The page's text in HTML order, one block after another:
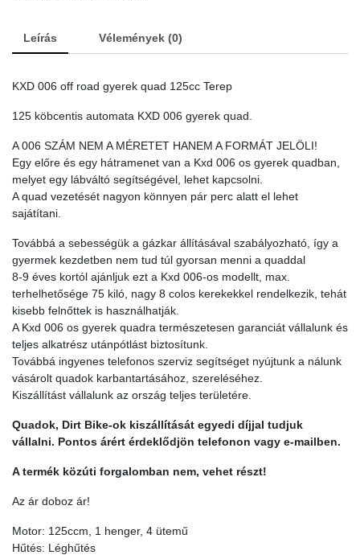
Terep
quantity
Leírás Vélemények (0)
KXD 006 off road gyerek quad 125cc Terep
125 köbcentis automata KXD 006 gyerek quad.
A 006 SZÁM NEM A MÉRETET HANEM A FORMÁT JELÖLI!
Egy előre és egy hátramenet van a Kxd 006 os gyerek quadban,
melyet egy lábváltó segítségével, lehet kapcsolni.
A quad vezetését nagyon könnyen pár perc alatt el lehet
sajátítani.
Továbbá a sebességük a gázkar állításával szabályozható, így a
gyermek kezdetben nem tud túl gyorsan menni a quaddal
8-9 éves kortól ajánljuk ezt a Kxd 006-os modellt, max.
terhelhetősége 75 kiló, nagy 8 colos kerekekkel rendelkezik, tehát
kisebb felnőttek is használhatják.
A Kxd 006 os gyerek quadra természetesen garanciát vállalunk és
teljes alkatrész utánpótlást biztosítunk.
Továbbá ingyenes telefonos szerviz segítséget nyújtunk a nálunk
vásárolt quadok karbantartásához, szereléséhez.
Kiszállítást vállalunk az ország teljes területére.
Quadok, Dirt Bike-ok kiszállítását egyedi díjjal tudjuk
vállalni. Pontos árért érdeklődjön telefonon vagy e-mailben.
A termék közúti forgalomban nem, vehet részt!
Az ár doboz ár!
Motor: 125ccm, 1 henger, 4 ütemű
Hűtés: Léghűtés